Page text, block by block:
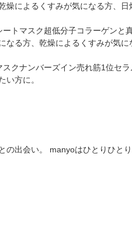
燥によるくすみが気になる方、日
ートマスク 超低分子コラーゲン
なる方、乾燥によるくすみが気
スク ナンバーズイン売れ筋1位セ
い方に。
の出会い。 manyoはひとりひと